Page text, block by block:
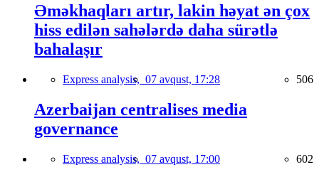
Əməkhaqları artır, lakin həyat ən çox
hiss edilən sahələrdə daha sürətlə
bahalaşır
Express analysis, 07 avqust, 17:28 506
Azerbaijan centralises media
governance
Express analysis, 07 avqust, 17:00 602